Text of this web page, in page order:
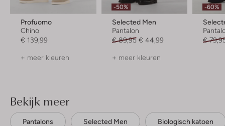
Profuomo
Chino
€ 139,99
+ meer kleuren
-50%
Selected Men
Pantalon
€ 89,95 € 44,99
+ meer kleuren
-60%
€
Bekijk meer
Pantalons Selected Men Biologisch katoen